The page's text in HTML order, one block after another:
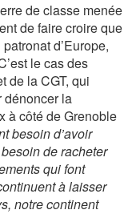
de classe menée
de faire croire que
d’Europe,
le cas des
de la CGT, qui
dénoncer la
à côté de Grenoble
besoin d’avoir
de racheter
qui font
à laisser
notre continent